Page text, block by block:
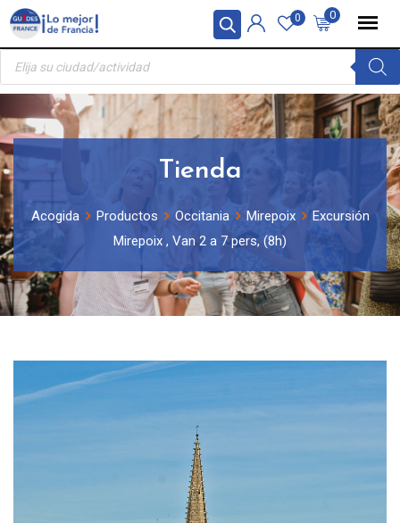
Panel de gestión de cookies
Skip
content
0
0
Búsqueda
productos
Tienda
Acogida Productos Occitania Mirepoix
Excursión
Mirepoix , Van 2 a 7 pers, (8h)